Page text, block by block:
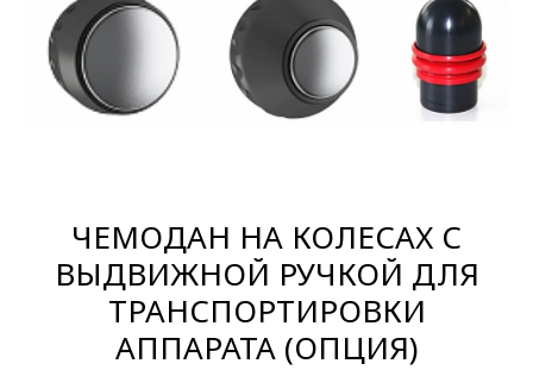
ЧЕМОДАН НА КОЛЕСАХ С
ВЫДВИЖНОЙ РУЧКОЙ ДЛЯ
ТРАНСПОРТИРОВКИ
АППАРАТА (ОПЦИЯ)